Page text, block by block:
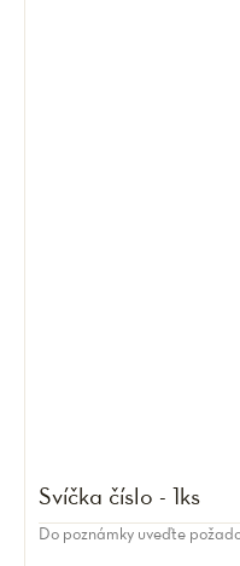
Svíčka číslo - 1ks
Do poznámky uveďte